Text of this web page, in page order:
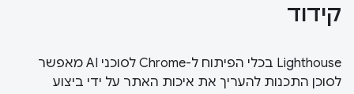
קידוד
‫Lighthouse בכלי הפיתוח ל-Chrome לסוכני AI מאפשר
לסוכן התכנות להעריך את איכות האתר על ידי ביצוע